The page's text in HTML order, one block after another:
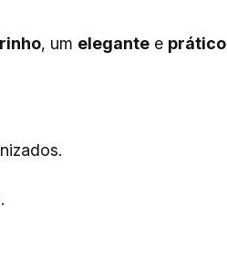
, um elegante e prático